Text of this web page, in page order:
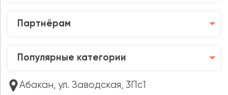
Партнёрам
Популярные категории
Абакан, ул. Заводская, 3Пс1